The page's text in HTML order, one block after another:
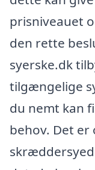
prisniveauet
den rette
syerske.dk
tilgængelige
du nemt kan
behov. Det